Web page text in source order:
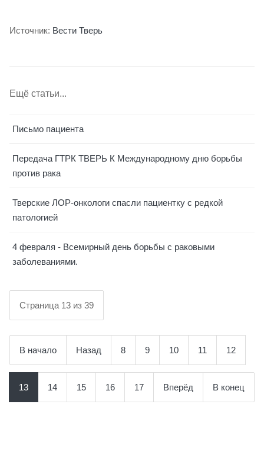
Источник: Вести Тверь
Ещё статьи...
Письмо пациента
Передача ГТРК ТВЕРЬ К Международному дню борьбы
против рака
Тверские ЛОР-онкологи спасли пациентку с редкой
патологией
4 февраля - Всемирный день борьбы с раковыми
заболеваниями.
Страница 13 из 39
В начало Назад 8 9 10 11 12
13 14 15 16 17 Вперёд В конец